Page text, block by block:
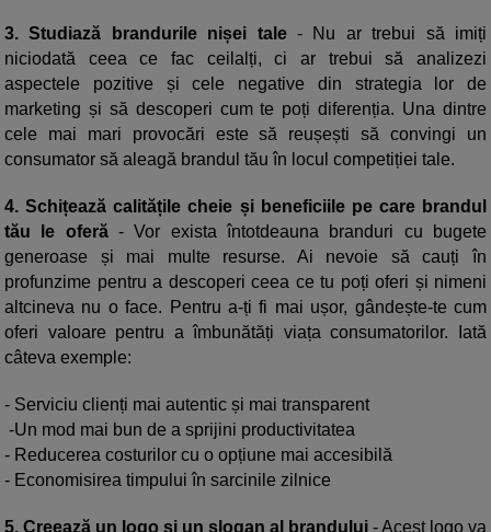
3. Studiază brandurile nișei tale- Nu ar trebui să imiți
niciodată ceea ce fac ceilalți, ci ar trebui să analizezi
aspectele pozitive și cele negative din strategia lor de
marketing și să descoperi cum te poți diferenția. Una dintre
cele mai mari provocări este să reușești să convingi un
consumator să aleagă brandul tău în locul competiției tale.
4. Schițează calitățile cheie și beneficiile pe care brandul
tău le oferă- Vor exista întotdeauna branduri cu bugete
generoase și mai multe resurse. Ai nevoie să cauți în
profunzime pentru a descoperi ceea ce tu poți oferi și nimeni
altcineva nu o face. Pentru a-ți fi mai ușor, gândește-te cum
oferi valoare pentru a îmbunătăți viața consumatorilor. Iată
câteva exemple:
- Serviciu clienți mai autentic și mai transparent
-Un mod mai bun de a sprijini productivitatea
- Reducerea costurilor cu o opțiune mai accesibilă
- Economisirea timpului în sarcinile zilnice
5. Creează un logo și un slogan al brandului - Acest logo va